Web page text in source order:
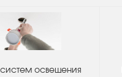
освещения